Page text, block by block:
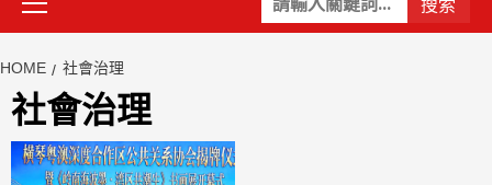
鍵
Menu
HOME 社會治理
社會治理